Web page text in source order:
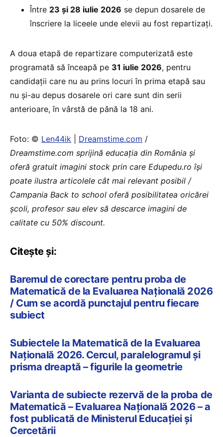
Între 23 și 28 iulie 2026 se depun dosarele de
înscriere la liceele unde elevii au fost repartizați.
A doua etapă de repartizare computerizată este
programată să înceapă pe 31 iulie 2026, pentru
candidații care nu au prins locuri în prima etapă sau
nu și-au depus dosarele ori care sunt din serii
anterioare, în vârstă de până la 18 ani.
Foto: © Len44ik Dreamstime.com /
Dreamstime.com sprijină educaţia din România şi
oferă gratuit imagini stock prin care Edupedu.ro îşi
poate ilustra articolele cât mai relevant posibil /
Campania Back to school oferă posibilitatea oricărei
școli, profesor sau elev să descarce imagini de
calitate cu 50% discount.
Citește și:
Baremul de corectare pentru proba de
Matematică de la Evaluarea Națională 2026
/ Cum se acordă punctajul pentru fiecare
subiect
Subiectele la Matematică de la Evaluarea
Națională 2026. Cercul, paralelogramul și
prisma dreaptă – figurile la geometrie
Varianta de subiecte rezervă de la proba de
Matematică – Evaluarea Națională 2026 – a
fost publicată de Ministerul Educației și
Cercetării